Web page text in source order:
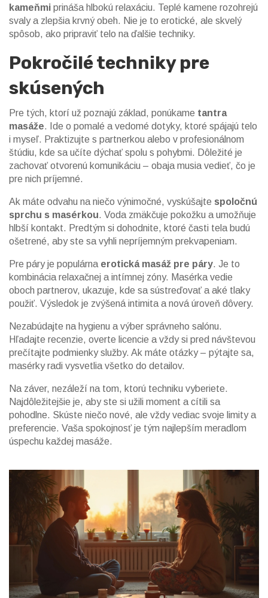
kameňmi prináša hlbokú relaxáciu. Teplé kamene rozohrejú
svaly a zlepšia krvný obeh. Nie je to erotické, ale skvelý
spôsob, ako pripraviť telo na ďalšie techniky.
Pokročilé techniky pre
skúsených
Pre tých, ktorí už poznajú základ, ponúkame tantra
masáže. Ide o pomalé a vedomé dotyky, ktoré spájajú telo
i myseľ. Praktizujte s partnerkou alebo v profesionálnom
štúdiu, kde sa učíte dýchať spolu s pohybmi. Dôležité je
zachovať otvorenú komunikáciu – obaja musia vedieť, čo je
pre nich príjemné.
Ak máte odvahu na niečo výnimočné, vyskúšajte spoločnú
sprchu s masérkou. Voda zmäkčuje pokožku a umožňuje
hlbší kontakt. Predtým si dohodnite, ktoré časti tela budú
ošetrené, aby ste sa vyhli nepríjemným prekvapeniam.
Pre páry je populárna erotická masáž pre páry. Je to
kombinácia relaxačnej a intímnej zóny. Masérka vedie
oboch partnerov, ukazuje, kde sa sústreďovať a aké tlaky
použiť. Výsledok je zvýšená intimita a nová úroveň dôvery.
Nezabúdajte na hygienu a výber správneho salónu.
Hľadajte recenzie, overte licencie a vždy si pred návštevou
prečítajte podmienky služby. Ak máte otázky – pýtajte sa,
masérky radi vysvetlia všetko do detailov.
Na záver, nezáleží na tom, ktorú techniku vyberiete.
Najdôležitejšie je, aby ste si užili moment a cítili sa
pohodlne. Skúste niečo nové, ale vždy vediac svoje limity a
preferencie. Vaša spokojnosť je tým najlepším meradlom
úspechu každej masáže.